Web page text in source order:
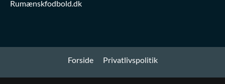
Rumænskfodbold.dk
Forside Privatlivspolitik